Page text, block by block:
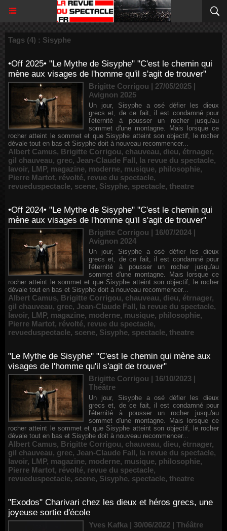
Tags (4) : Sisyphe
•Off 2025• "Le Mythe de Sisyphe" "C'est le chemin qui
mène aux visages de l'homme qu'il s'agit de trouver"
Brigitte Corrigou | 27/05/2025 |
Avignon 2025
Un jour, Sisyphe a osé défier les dieux
grecs et, de ce fait, il est condamné pour
l'éternité à pousser un rocher jusqu'au
sommet d'une montagne. Mais lorsque ce
rocher atteint le sommet et que Sisyphe atteint son objectif, le rocher
dévale tout en bas et Sisyphe doit à nouveau recommencer...
Albert Camus, Brigitte Corrigou, chauveau, dieu, étrnager,
gil chauveau, grec, Jean-Claude Fall, la revue du spectacle,
lavoir, LMP, magazine, moderne, musique, philosophie,
Pierre Martot, révolté, revue du spectacle,
revueduspectacle, scene, Sisyphe, spectacle, theatre
•Off 2024• "Le Mythe de Sisyphe" "C'est le chemin qui
mène aux visages de l'homme qu'il s'agit de trouver"
Brigitte Corrigou | 16/07/2024 |
Avignon 2024
Un jour, Sisyphe a osé défier les dieux
grecs et, de ce fait, il est condamné pour
l'éternité à pousser un rocher jusqu'au
sommet d'une montagne. Mais lorsque ce
rocher atteint le sommet et que Sisyphe atteint son objectif, le rocher
dévale tout en bas et Sisyphe doit à nouveau recommencer...
Albert Camus, Brigitte Corrigou, chauveau, dieu, étrnager,
gil chauveau, grec, Jean-Claude Fall, la revue du spectacle,
lavoir, LMP, magazine, moderne, musique, philosophie,
Pierre Martot, révolté, revue du spectacle,
revueduspectacle, scene, Sisyphe, spectacle, theatre
"Le Mythe de Sisyphe" "C'est le chemin qui mène aux
visages de l'homme qu'il s'agit de trouver"
Brigitte Corrigou | 16/10/2023 |
Théâtre
Un jour, Sisyphe a osé défier les dieux
grecs et, de ce fait, il est condamné pour
l'éternité à pousser un rocher jusqu'au
sommet d'une montagne. Mais lorsque ce
rocher atteint le sommet et que Sisyphe atteint son objectif, le rocher
dévale tout en bas et Sisyphe doit à nouveau recommencer...
Albert Camus, Brigitte Corrigou, chauveau, dieu, étrnager,
gil chauveau, grec, Jean-Claude Fall, la revue du spectacle,
lavoir, LMP, magazine, moderne, musique, philosophie,
Pierre Martot, révolté, revue du spectacle,
revueduspectacle, scene, Sisyphe, spectacle, theatre
"Exodos" Charivari chez les dieux et héros grecs, une
joyeuse sortie d'école
Yves Kafka | 30/06/2022 | Théâtre